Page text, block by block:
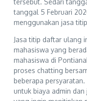
tersebut. Sedari
tanggal 5 Februari
menggunakan jasa
Jasa titip daftar ulang
mahasiswa yang
mahasiswa di
proses chatting
beberapa
untuk biaya admin